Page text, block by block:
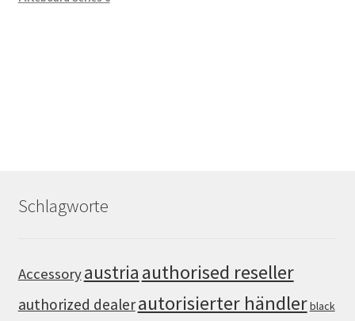
Schlagworte
Accessoryaustria authorised reseller
authorized dealerautorisierter händlerblack